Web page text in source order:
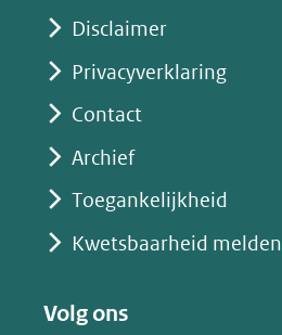
Disclaimer
Privacyverklaring
Contact
Archief
Toegankelijkheid
Kwetsbaarheid melden
Volg ons